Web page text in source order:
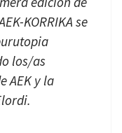
KORRIKA se
los/as
AEK y la